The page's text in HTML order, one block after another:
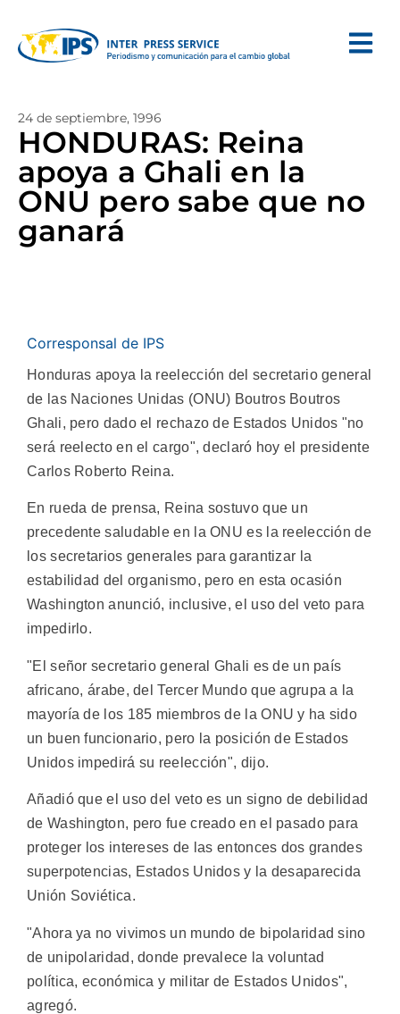
24 de septiembre, 1996
HONDURAS: Reina
apoya a Ghali en la
ONU pero sabe que no
ganará
Corresponsal de IPS
Honduras apoya la reelección del secretario general
de las Naciones Unidas (ONU) Boutros Boutros
Ghali, pero dado el rechazo de Estados Unidos "no
será reelecto en el cargo", declaró hoy el presidente
Carlos Roberto Reina.
En rueda de prensa, Reina sostuvo que un
precedente saludable en la ONU es la reelección de
los secretarios generales para garantizar la
estabilidad del organismo, pero en esta ocasión
Washington anunció, inclusive, el uso del veto para
impedirlo.
"El señor secretario general Ghali es de un país
africano, árabe, del Tercer Mundo que agrupa a la
mayoría de los 185 miembros de la ONU y ha sido
un buen funcionario, pero la posición de Estados
Unidos impedirá su reelección", dijo.
Añadió que el uso del veto es un signo de debilidad
de Washington, pero fue creado en el pasado para
proteger los intereses de las entonces dos grandes
superpotencias, Estados Unidos y la desaparecida
Unión Soviética.
"Ahora ya no vivimos un mundo de bipolaridad sino
de unipolaridad, donde prevalece la voluntad
política, económica y militar de Estados Unidos",
agregó.